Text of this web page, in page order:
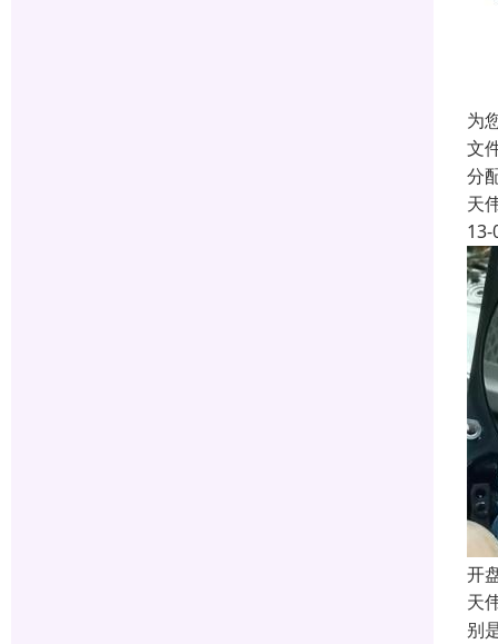
为
文
分
天
13-
开
天
别